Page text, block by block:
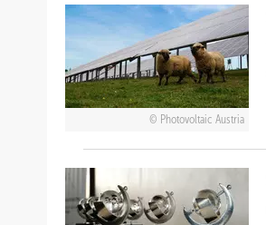
Photovoltaic Austria